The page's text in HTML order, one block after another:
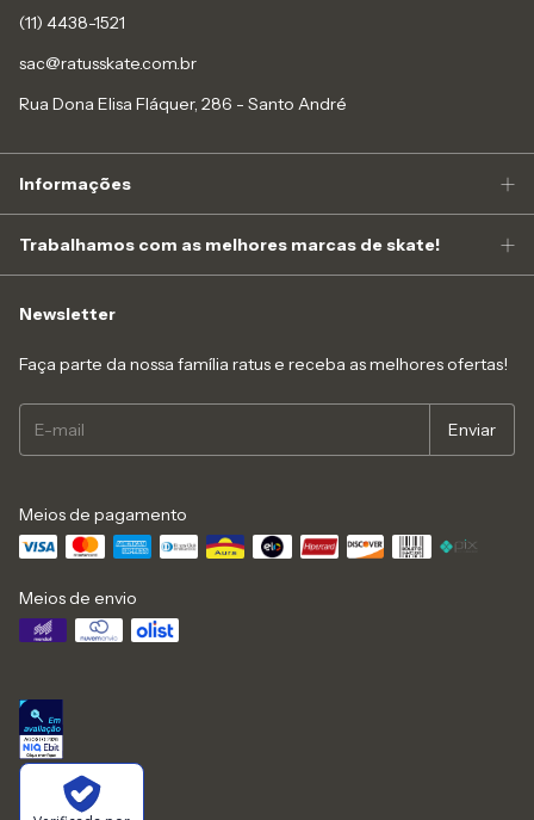
(11) 4438-1521
sac@ratusskate.com.br
Rua Dona Elisa Fláquer, 286 - Santo André
Informações
Trabalhamos com as melhores marcas de skate!
Newsletter
Faça parte da nossa família ratus e receba as melhores ofertas!
Meios de pagamento
Meios de envio